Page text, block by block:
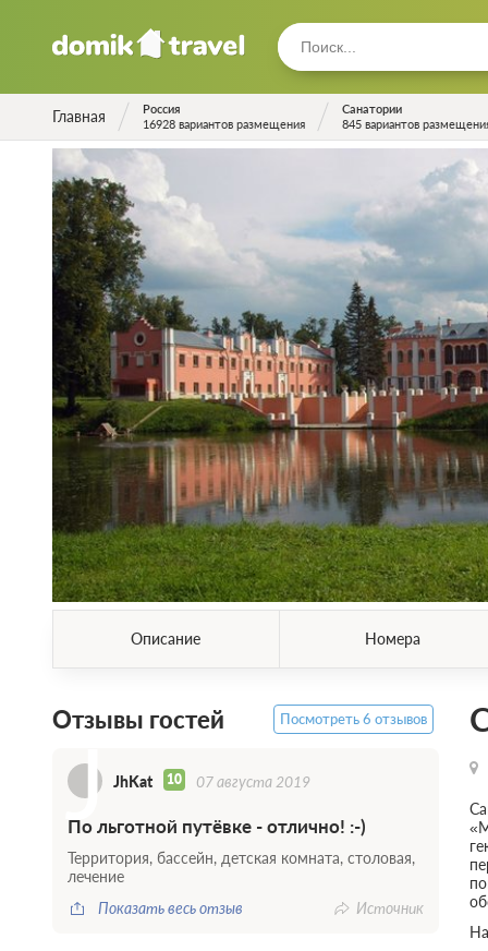
Главная
Россия
16928 вариантов размещения
Санатории
845 вариантов
Описание Номера
Отзывы гостей Посмотреть 6 отзывов
J JhKat 10 07 августа 2019
По льготной путёвке - отлично! :-)
Территория, бассейн, детская комната, столовая,
лечение
Показать весь отзыв
Источник